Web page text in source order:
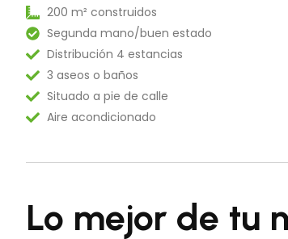
200 m² construidos
Segunda mano/buen estado
Distribución 4 estancias
3 aseos o baños
Situado a pie de calle
Aire acondicionado
Lo mejor de tu